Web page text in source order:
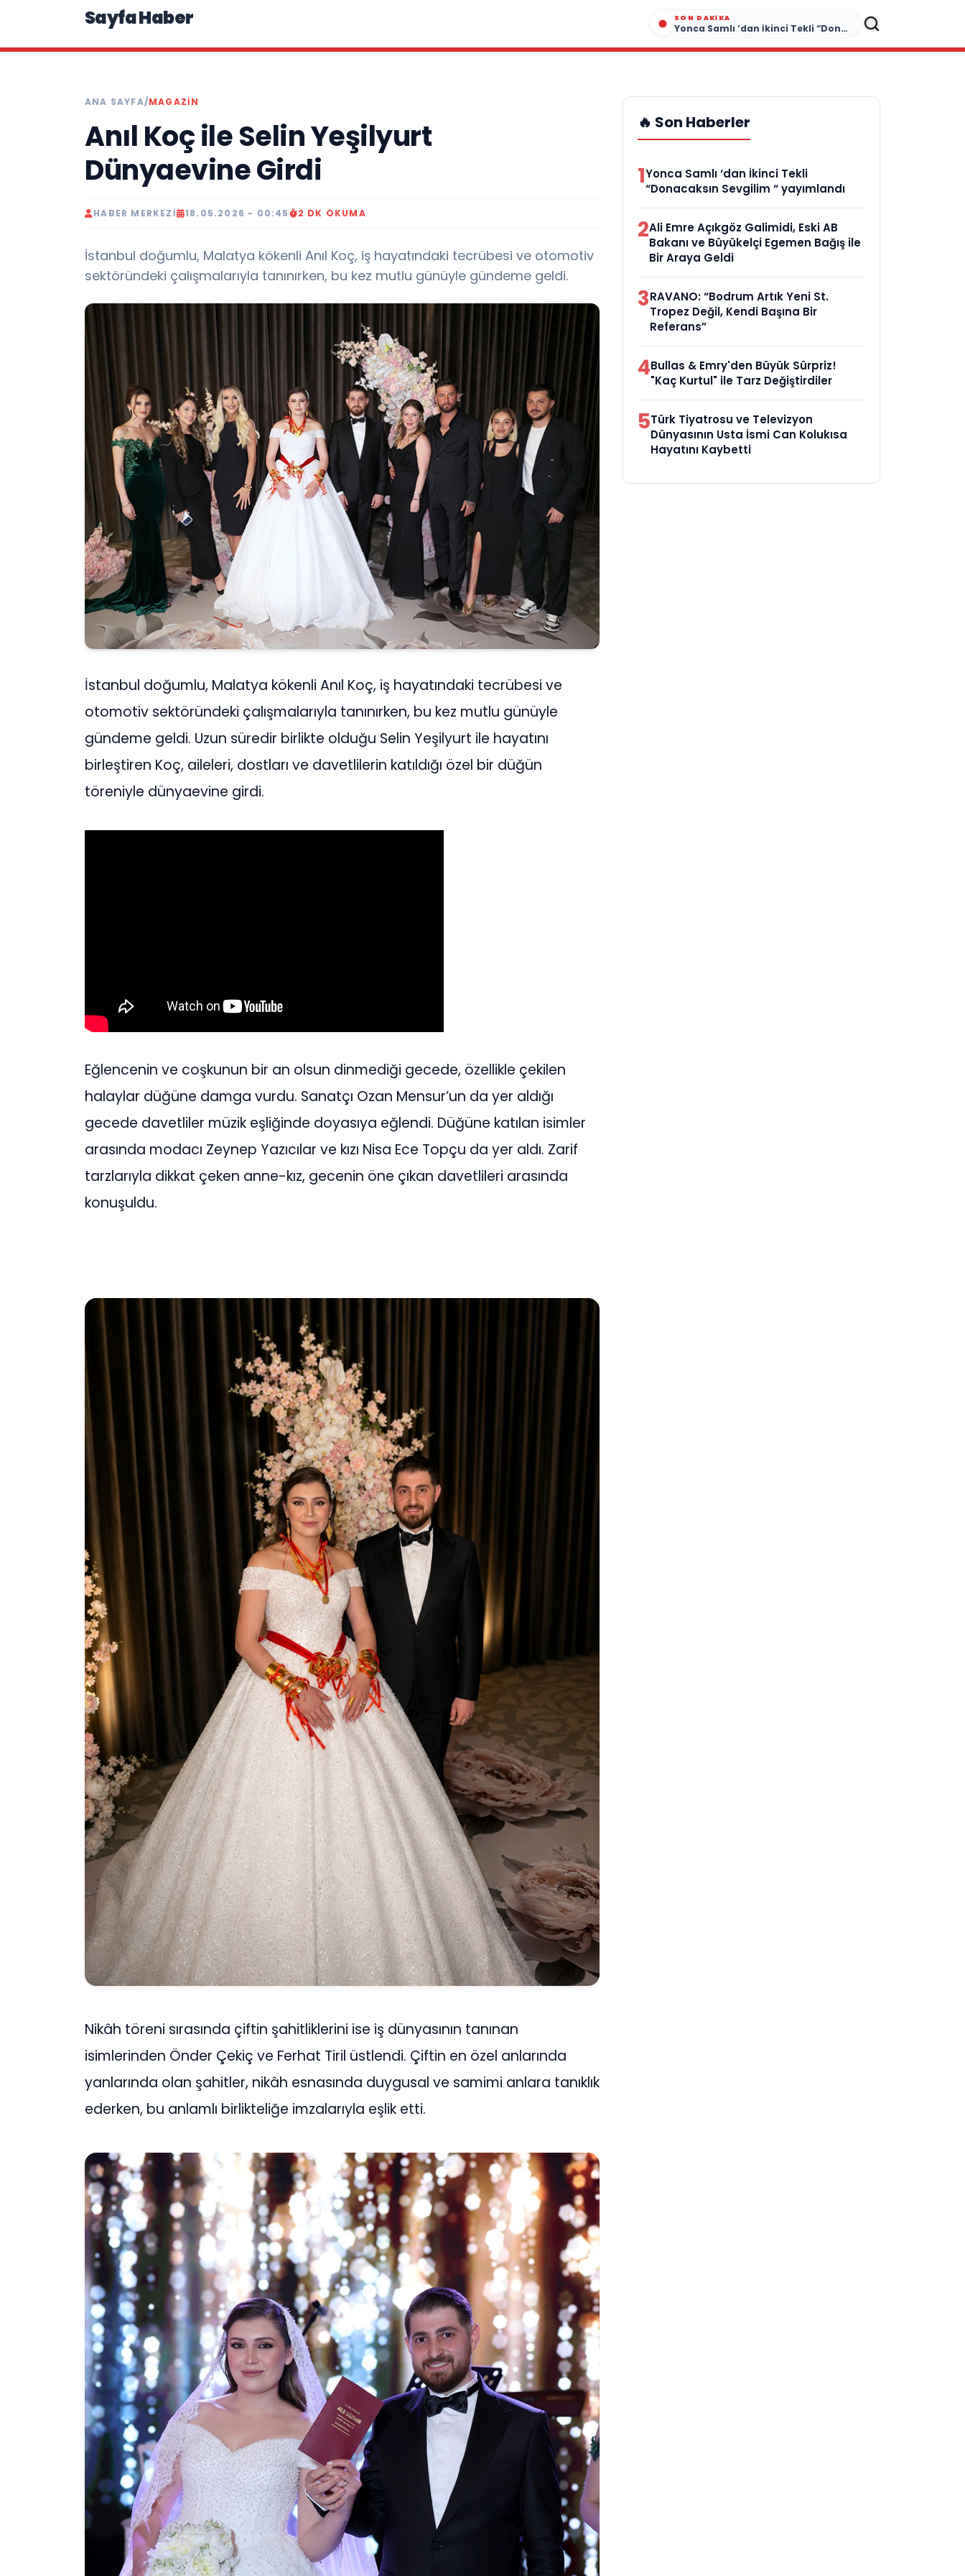
Sayfa Haber SON DAKIKA
Yonca Samlı ‘dan İkinci Tekli “Donacaksın Sevgilim “ yayımlandı
ANA SAYFA/MAGAZIN
Anıl Koç ile Selin Yeşilyurt
Dünyaevine Girdi
HABER MERKEZI 18.05.2026 - 00:45 2 DK OKUMA
İstanbul doğumlu, Malatya kökenli Anıl Koç, iş hayatındaki tecrübesi ve otomotiv
sektöründeki çalışmalarıyla tanınırken, bu kez mutlu günüyle gündeme geldi.
İstanbul doğumlu, Malatya kökenli Anıl Koç, iş hayatındaki tecrübesi ve
otomotiv sektöründeki çalışmalarıyla tanınırken, bu kez mutlu günüyle
gündeme geldi. Uzun süredir birlikte olduğu Selin Yeşilyurt ile hayatını
birleştiren Koç, aileleri, dostları ve davetlilerin katıldığı özel bir düğün
töreniyle dünyaevine girdi.
Eğlencenin ve coşkunun bir an olsun dinmediği gecede, özellikle çekilen
halaylar düğüne damga vurdu. Sanatçı Ozan Mensur’un da yer aldığı
gecede davetliler müzik eşliğinde doyasıya eğlendi. Düğüne katılan isimler
arasında modacı Zeynep Yazıcılar ve kızı Nisa Ece Topçu da yer aldı. Zarif
tarzlarıyla dikkat çeken anne-kız, gecenin öne çıkan davetlileri arasında
konuşuldu.
Nikâh töreni sırasında çiftin şahitliklerini ise iş dünyasının tanınan
isimlerinden Önder Çekiç ve Ferhat Tiril üstlendi. Çiftin en özel anlarında
yanlarında olan şahitler, nikâh esnasında duygusal ve samimi anlara tanıklık
ederken, bu anlamlı birlikteliğe imzalarıyla eşlik etti.
🔥 Son Haberler
1Yonca Samlı ‘dan İkinci Tekli
“Donacaksın Sevgilim “ yayımlandı
2Ali Emre Açıkgöz Galimidi, Eski AB
Bakanı ve Büyükelçi Egemen Bağış ile
Bir Araya Geldi
3RAVANO: “Bodrum Artık Yeni St.
Tropez Değil, Kendi Başına Bir
Referans”
4Bullas & Emry'den Büyük Sürpriz!
"Kaç Kurtul" ile Tarz Değiştirdiler
5Türk Tiyatrosu ve Televizyon
Dünyasının Usta İsmi Can Kolukısa
Hayatını Kaybetti